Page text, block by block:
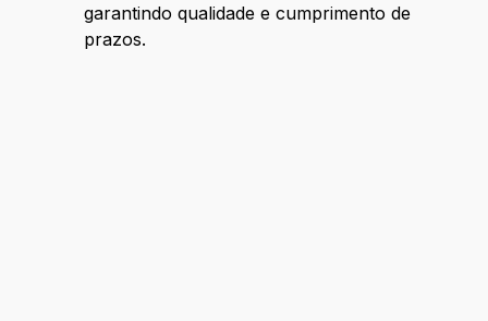
garantindo qualidade e cumprimento de
prazos.